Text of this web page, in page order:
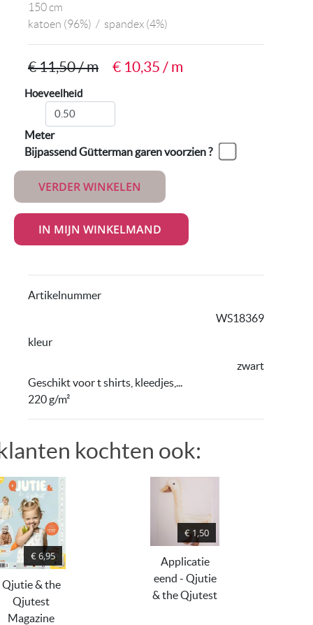
150 cm
katoen (96%) / spandex (4%)
€ 11,50 / m € 10,35 / m
Hoeveelheid
Meter
Bijpassend Gütterman garen voorzien ?
VERDER WINKELEN
Artikelnummer
WS18369
kleur
zwart
Geschikt voor t shirts, kleedjes,...
220 g/m²
kochten ook:
€ 6,95
Qjutie & the
Qjutest
Magazine
€ 1,50
Applicatie
eend - Qjutie
& the Qjutest